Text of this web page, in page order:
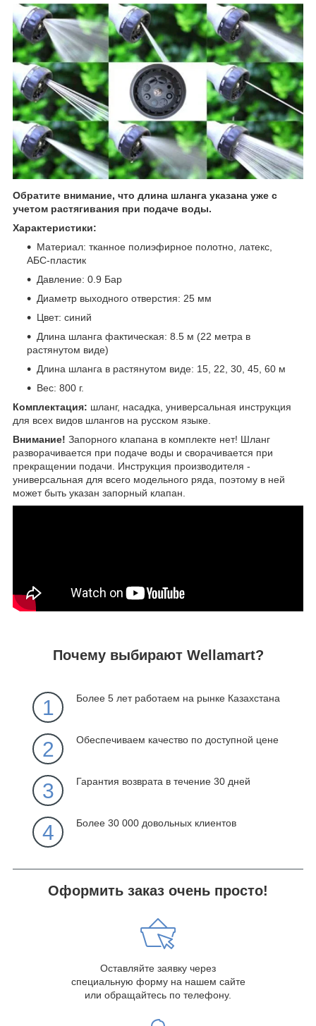
Обратите внимание, что длина шланга указана уже с
учетом растягивания при подаче воды.
Характеристики:
Материал: тканное полиэфирное полотно, латекс,
АБС-пластик
Давление: 0.9 Бар
Диаметр выходного отверстия: 25 мм
Цвет: синий
Длина шланга фактическая: 8.5 м (22 метра в
растянутом виде)
Длина шланга в растянутом виде: 15, 22, 30, 45, 60 м
Вес: 800 г.
Комплектация: шланг, насадка, универсальная инструкция
для всех видов шлангов на русском языке.
Внимание! Запорного клапана в комплекте нет! Шланг
разворачивается при подаче воды и сворачивается при
прекращении подачи. Инструкция производителя -
универсальная для всего модельного ряда, поэтому в ней
может быть указан запорный клапан.
Почему выбирают Wellamart?
1 Более 5 лет работаем на рынке Казахстана
2 Обеспечиваем качество по доступной цене
3 Гарантия возврата в течение 30 дней
4 Более 30 000 довольных клиентов
Оформить заказ очень просто!
Оставляйте заявку через
специальную форму на нашем сайте
или обращайтесь по телефону.